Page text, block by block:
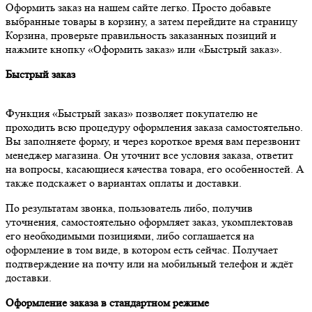
Оформить заказ на нашем сайте легко. Просто добавьте
выбранные товары в корзину, а затем перейдите на страницу
Корзина, проверьте правильность заказанных позиций и
нажмите кнопку «Оформить заказ» или «Быстрый заказ».
Быстрый заказ
Функция «Быстрый заказ» позволяет покупателю не
проходить всю процедуру оформления заказа самостоятельно.
Вы заполняете форму, и через короткое время вам перезвонит
менеджер магазина. Он уточнит все условия заказа, ответит
на вопросы, касающиеся качества товара, его особенностей. А
также подскажет о вариантах оплаты и доставки.
По результатам звонка, пользователь либо, получив
уточнения, самостоятельно оформляет заказ, укомплектовав
его необходимыми позициями, либо соглашается на
оформление в том виде, в котором есть сейчас. Получает
подтверждение на почту или на мобильный телефон и ждёт
доставки.
Оформление заказа в стандартном режиме